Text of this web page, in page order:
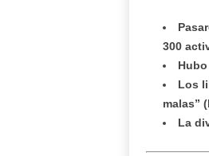
300
Los
malas”
La